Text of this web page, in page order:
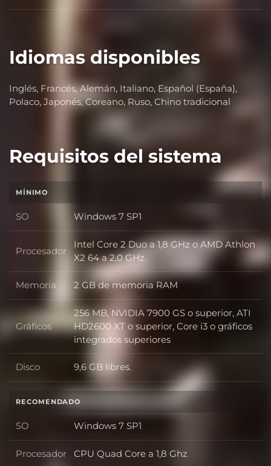
Idiomas disponibles
Inglés, Francés, Alemán, Italiano, Español (España),
Polaco, Japonés, Coreano, Ruso, Chino tradicional
Requisitos del sistema
MÍNIMO
SO SO
Windows 7 SP1
Procesador Procesador
Intel Core 2 Duo a 1,8 GHz o AMD Athlon
X2 64 a 2,0 GHz.
Memoria Memoria
2 GB de memoria RAM
Gráficos Gráficos
256 MB, NVIDIA 7900 GS o superior, ATI
HD2600 XT o superior, Core i3 o gráficos
integrados superiores
Disco Disco
9,6 GB libres.
RECOMENDADO
SO SO
Windows 7 SP1
Procesador Procesador
CPU Quad Core a 1,8 Ghz